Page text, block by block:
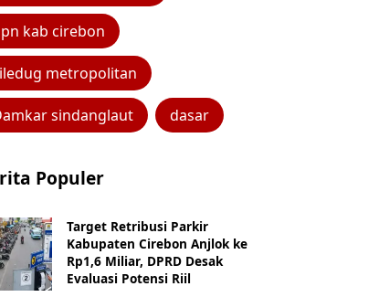
kab cirebon
metropolitan
sindanglaut dasar
Populer
Target Retribusi Parkir
Kabupaten Cirebon Anjlok ke
Rp1,6 Miliar, DPRD Desak
Evaluasi Potensi Riil